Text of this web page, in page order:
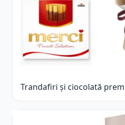
Trandafiri și ciocolată